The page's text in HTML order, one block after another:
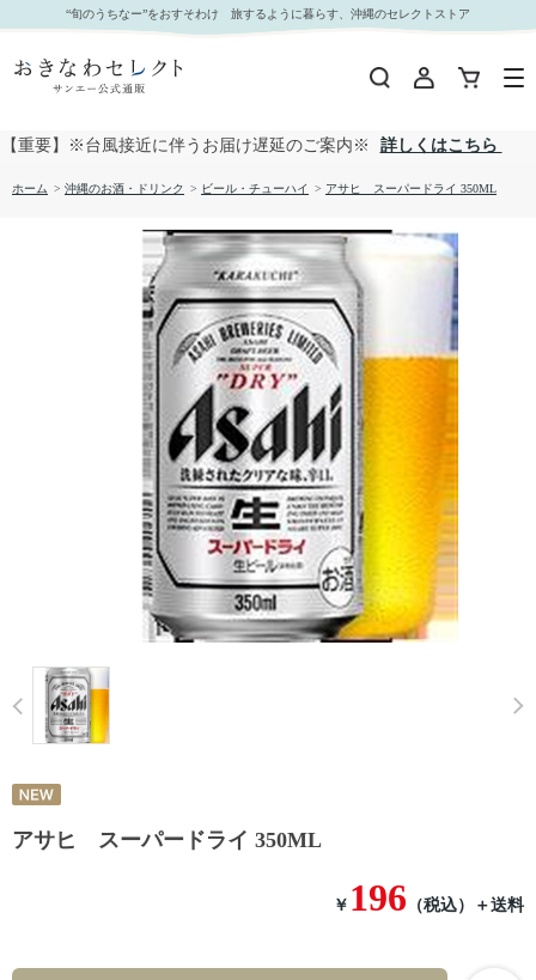
アサヒ スーパードライ 350ML｜おきなわセレクト サンエー公式通販
“旬のうちなー”をおすそわけ 旅するように暮らす、沖縄のセレクトストア
【重要】※台風接近に伴うお届け遅延のご案内※ 詳しくはこちら
ホーム > 沖縄のお酒・ドリンク > ビール・チューハイ > アサヒ スーパードライ 350ML
Prev
アサヒ スーパードライ 350ML
￥ 196 （税込） ＋送料